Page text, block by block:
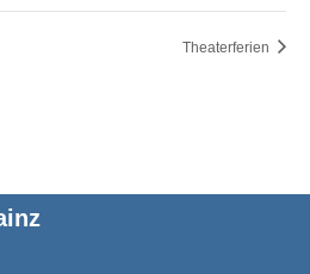
Theaterferien